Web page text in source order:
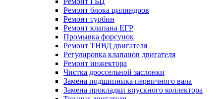
Ремонт блока цилиндров
Ремонт турбин
Ремонт клапана ЕГР
Промывка форсунок
Ремонт ТНВД двигателя
Регулировка клапанов двигателя
Ремонт инжектора
Чистка дроссельной заслонки
Замена подшипника первичного вала
Замена прокладки впускного коллектора